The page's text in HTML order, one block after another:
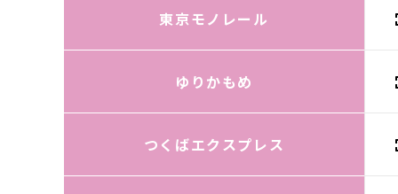
東京モノレール
ゆりかもめ
つくばエクスプレス